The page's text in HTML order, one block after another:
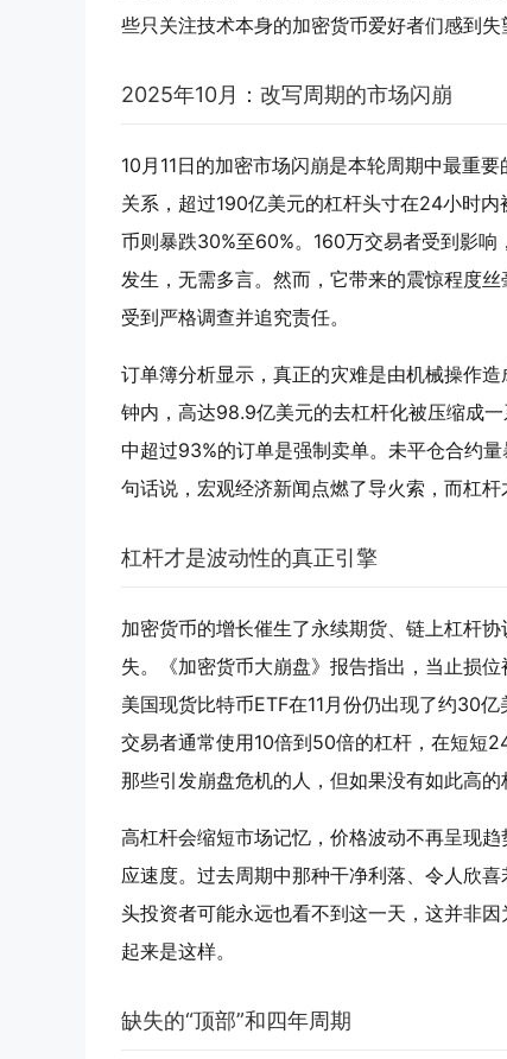
些只关注技术本身的加密货币爱好者们感到失
2025年10月：改写周期的市场闪崩
10月11日的加密市场闪崩是本轮周期中最重
关系，超过190亿美元的杠杆头寸在24小时
币则暴跌30%至60%。160万交易者受到影
发生，无需多言。然而，它带来的震惊程度
受到严格调查并追究责任。
订单簿分析显示，真正的灾难是由机械操作
钟内，高达98.9亿美元的去杠杆化被压缩成
中超过93%的订单是强制卖单。未平仓合约
句话说，宏观经济新闻点燃了导火索，而杠杆
杠杆才是波动性的真正引擎
加密货币的增长催生了永续期货、链上杠杆
失。《加密货币大崩盘》报告指出，当止损
美国现货比特币ETF在11月份仍出现了约30
交易者通常使用10倍到50倍的杠杆，在短短
那些引发崩盘危机的人，但如果没有如此高的
高杠杆会缩短市场记忆，价格波动不再呈现
应速度。过去周期中那种干净利落、令人欣
头投资者可能永远也看不到这一天，这并非
起来是这样。
缺失的“顶部”和四年周期